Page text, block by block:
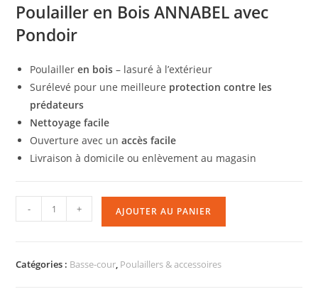
Poulailler en Bois ANNABEL avec
Pondoir
Poulailleren bois– lasuré à l’extérieur
Surélevé pour une meilleure protection contre les
prédateurs
Nettoyage facile
Ouverture avec unaccès facile
Livraison à domicile ou enlèvement au magasin
- + AJOUTER AU PANIER
Catégories : Basse-cour, Poulaillers & accessoires